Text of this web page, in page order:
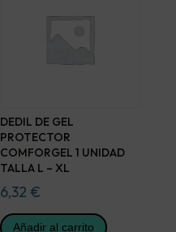
DEDIL DE GEL
PROTECTOR
COMFORGEL 1 UNIDAD
TALLA L – XL
6,32 €
Añadir al carrito